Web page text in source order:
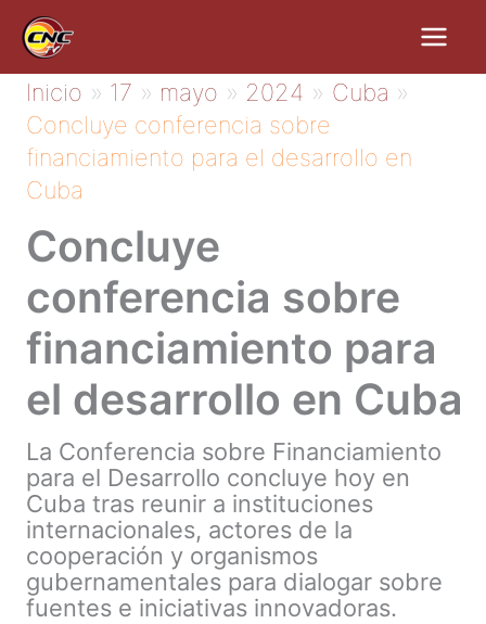
contenido
Inicio 17 mayo 2024
Cuba
Concluye conferencia sobre
financiamiento para el desarrollo en
Cuba
Concluye
conferencia sobre
financiamiento para
el desarrollo en Cuba
La Conferencia sobre Financiamiento
para el Desarrollo concluye hoy en
Cuba tras reunir a instituciones
internacionales, actores de la
cooperación y organismos
gubernamentales para dialogar sobre
fuentes e iniciativas innovadoras.